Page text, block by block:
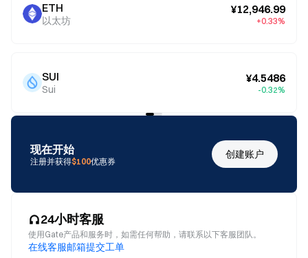
ETH
以太坊
¥12,946.99
+0.33%
SUI
Sui
¥4.5486
-0.32%
现在开始
注册并获得$100优惠券
创建账户
24小时客服
使用Gate产品和服务时，如需任何帮助，请联系以下客服团队。
在线客服邮箱提交工单